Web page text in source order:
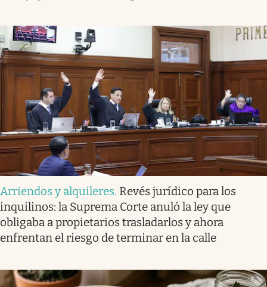
Arriendos y alquileres. Revés jurídico para los
inquilinos: la Suprema Corte anuló la ley que
obligaba a propietarios trasladarlos y ahora
enfrentan el riesgo de terminar en la calle